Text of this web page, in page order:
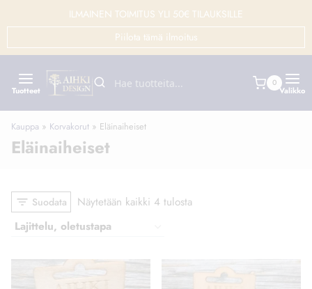
sisältöön
ILMAINEN TOIMITUS YLI 50€ TILAUKSILLE
Piilota tämä ilmoitus
Tuotteet
0
Valikko
Kauppa » Korvakorut » Eläinaiheiset
Eläinaiheiset
Suodata Näytetään kaikki 4 tulosta